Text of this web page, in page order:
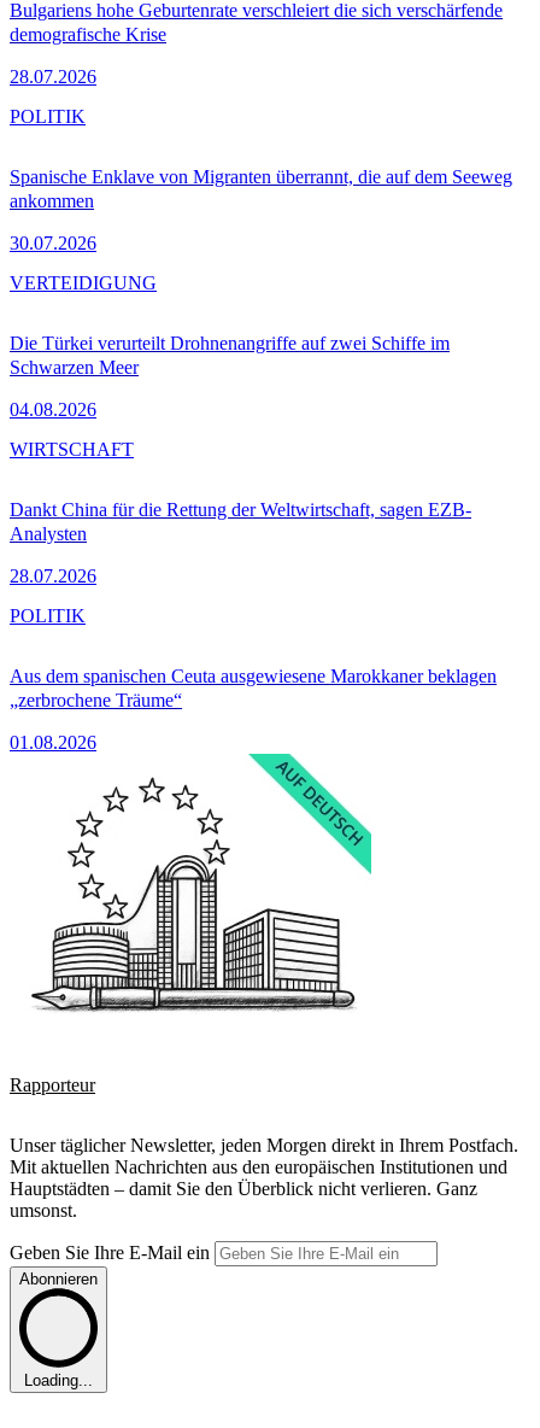
Bulgariens hohe Geburtenrate verschleiert die sich verschärfende
demografische Krise
28.07.2026
Spanische Enklave von Migranten überrannt, die auf dem Seeweg
ankommen
30.07.2026
POLITIK
Die Türkei verurteilt Drohnenangriffe auf zwei Schiffe im
Schwarzen Meer
04.08.2026
VERTEIDIGUNG
Dankt China für die Rettung der Weltwirtschaft, sagen EZB-
Analysten
28.07.2026
WIRTSCHAFT
Aus dem spanischen Ceuta ausgewiesene Marokkaner beklagen
„zerbrochene Träume“
01.08.2026
POLITIK
Rapporteur
Unser täglicher Newsletter, jeden Morgen direkt in Ihrem Postfach.
Mit aktuellen Nachrichten aus den europäischen Institutionen und
Hauptstädten – damit Sie den Überblick nicht verlieren. Ganz
umsonst.
Geben Sie Ihre E-Mail ein
Abonnieren
Loading...